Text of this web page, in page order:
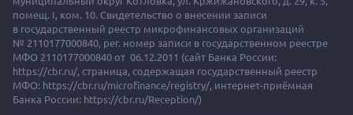
помещ. I, ком. 10. Свидетельство о внесении записи
в государственный реестр микрофинансовых организаций
№ 2110177000840, рег. номер записи в государственном реестре
МФО 2110177000840 от 06.12.2011 (сайт Банка России:
https://cbr.ru/, страница, содержащая государственный реестр
МФО: https://cbr.ru/microfinance/registry/, интернет-приёмная
Банка России: https://cbr.ru/Reception/)